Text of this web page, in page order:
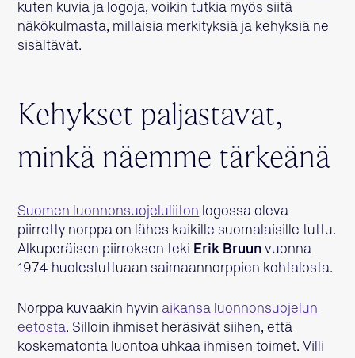
kuten kuvia ja logoja, voikin tutkia myös siitä
näkökulmasta, millaisia merkityksiä ja kehyksiä ne
sisältävät.
Kehykset paljastavat,
minkä näemme tärkeänä
Suomen luonnonsuojeluliiton logossa oleva
piirretty norppa on lähes kaikille suomalaisille tuttu.
Alkuperäisen piirroksen teki Erik Bruun vuonna
1974 huolestuttuaan saimaannorppien kohtalosta.
Norppa kuvaakin hyvin aikansa luonnonsuojelun
eetosta. Silloin ihmiset heräsivät siihen, että
koskematonta luontoa uhkaa ihmisen toimet. Villi